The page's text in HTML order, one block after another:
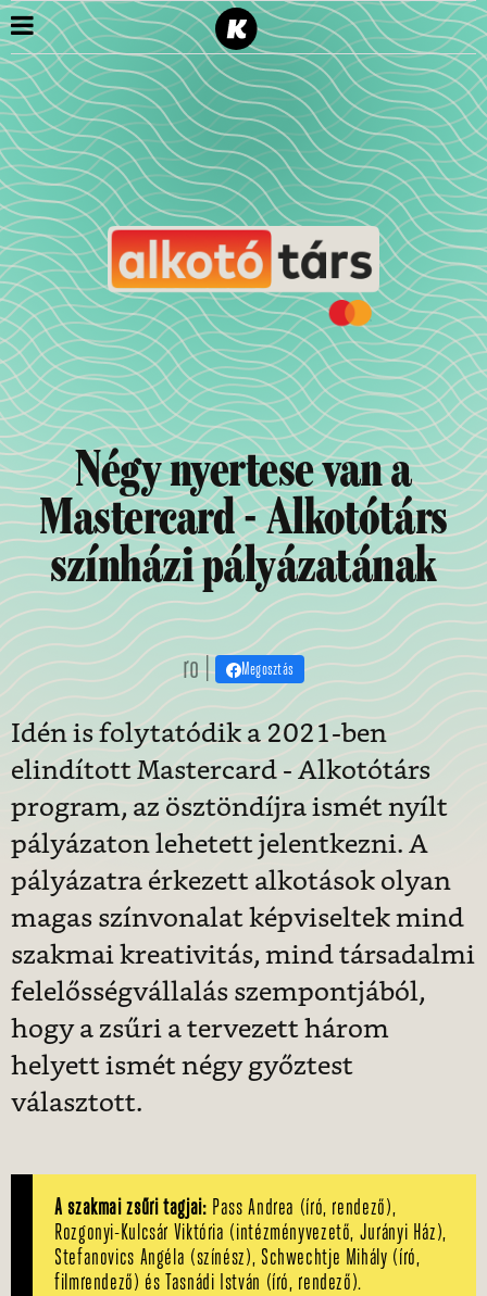
Négy nyertese van a
Mastercard - Alkotótárs
színházi pályázatának
ro | Megosztás
Idén is folytatódik a 2021-ben
elindított Mastercard - Alkotótárs
program, az ösztöndíjra ismét nyílt
pályázaton lehetett jelentkezni. A
pályázatra érkezett alkotások olyan
magas színvonalat képviseltek mind
szakmai kreativitás, mind társadalmi
felelősségvállalás szempontjából,
hogy a zsűri a tervezett három
helyett ismét négy győztest
választott.
A szakmai zsűri tagjai: Pass Andrea (író, rendező),
Rozgonyi-Kulcsár Viktória (intézményvezető, Jurányi Ház),
Stefanovics Angéla (színész), Schwechtje Mihály (író,
filmrendező) és Tasnádi István (író, rendező).